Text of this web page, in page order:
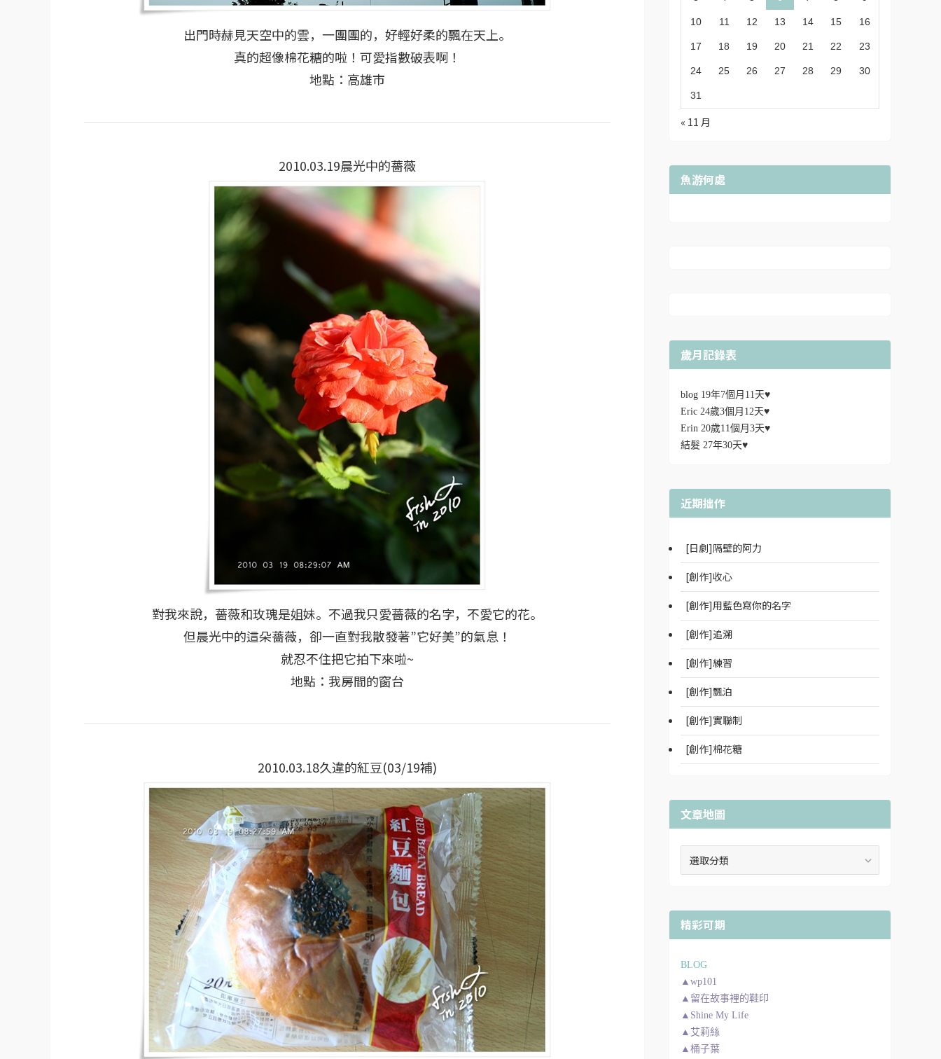
出門時赫見天空中的雲，一團團的，好輕好柔的飄在天上。
真的超像棉花糖的啦！可愛指數破表啊！
地點：高雄市
2010.03.19晨光中的薔薇
對我來說，薔薇和玫瑰是姐妹。不過我只愛薔薇的名字，不愛它的花。
但晨光中的這朵薔薇，卻一直對我散發著”它好美”的氣息！
就忍不住把它拍下來啦~
地點：我房間的窗台
2010.03.18久違的紅豆(03/19補)
10 11 12 13 14 15 16
17 18 19 20 21 22 23
24 25 26 27 28 29 30
31
« 11 月
魚游何處
歲月記錄表
blog 19年7個月11天♥
Eric 24歲3個月12天♥
Erin 20歲11個月3天♥
結髮 27年30天♥
近期拙作
[日劇]隔壁的阿力
[創作]收心
[創作]用藍色寫你的名字
[創作]追溯
[創作]練習
[創作]飄泊
[創作]實聯制
[創作]棉花糖
文章地圖
精彩可期
BLOG
▲wp101
▲留在故事裡的鞋印
▲Shine My Life
▲艾莉絲
▲桶子葉